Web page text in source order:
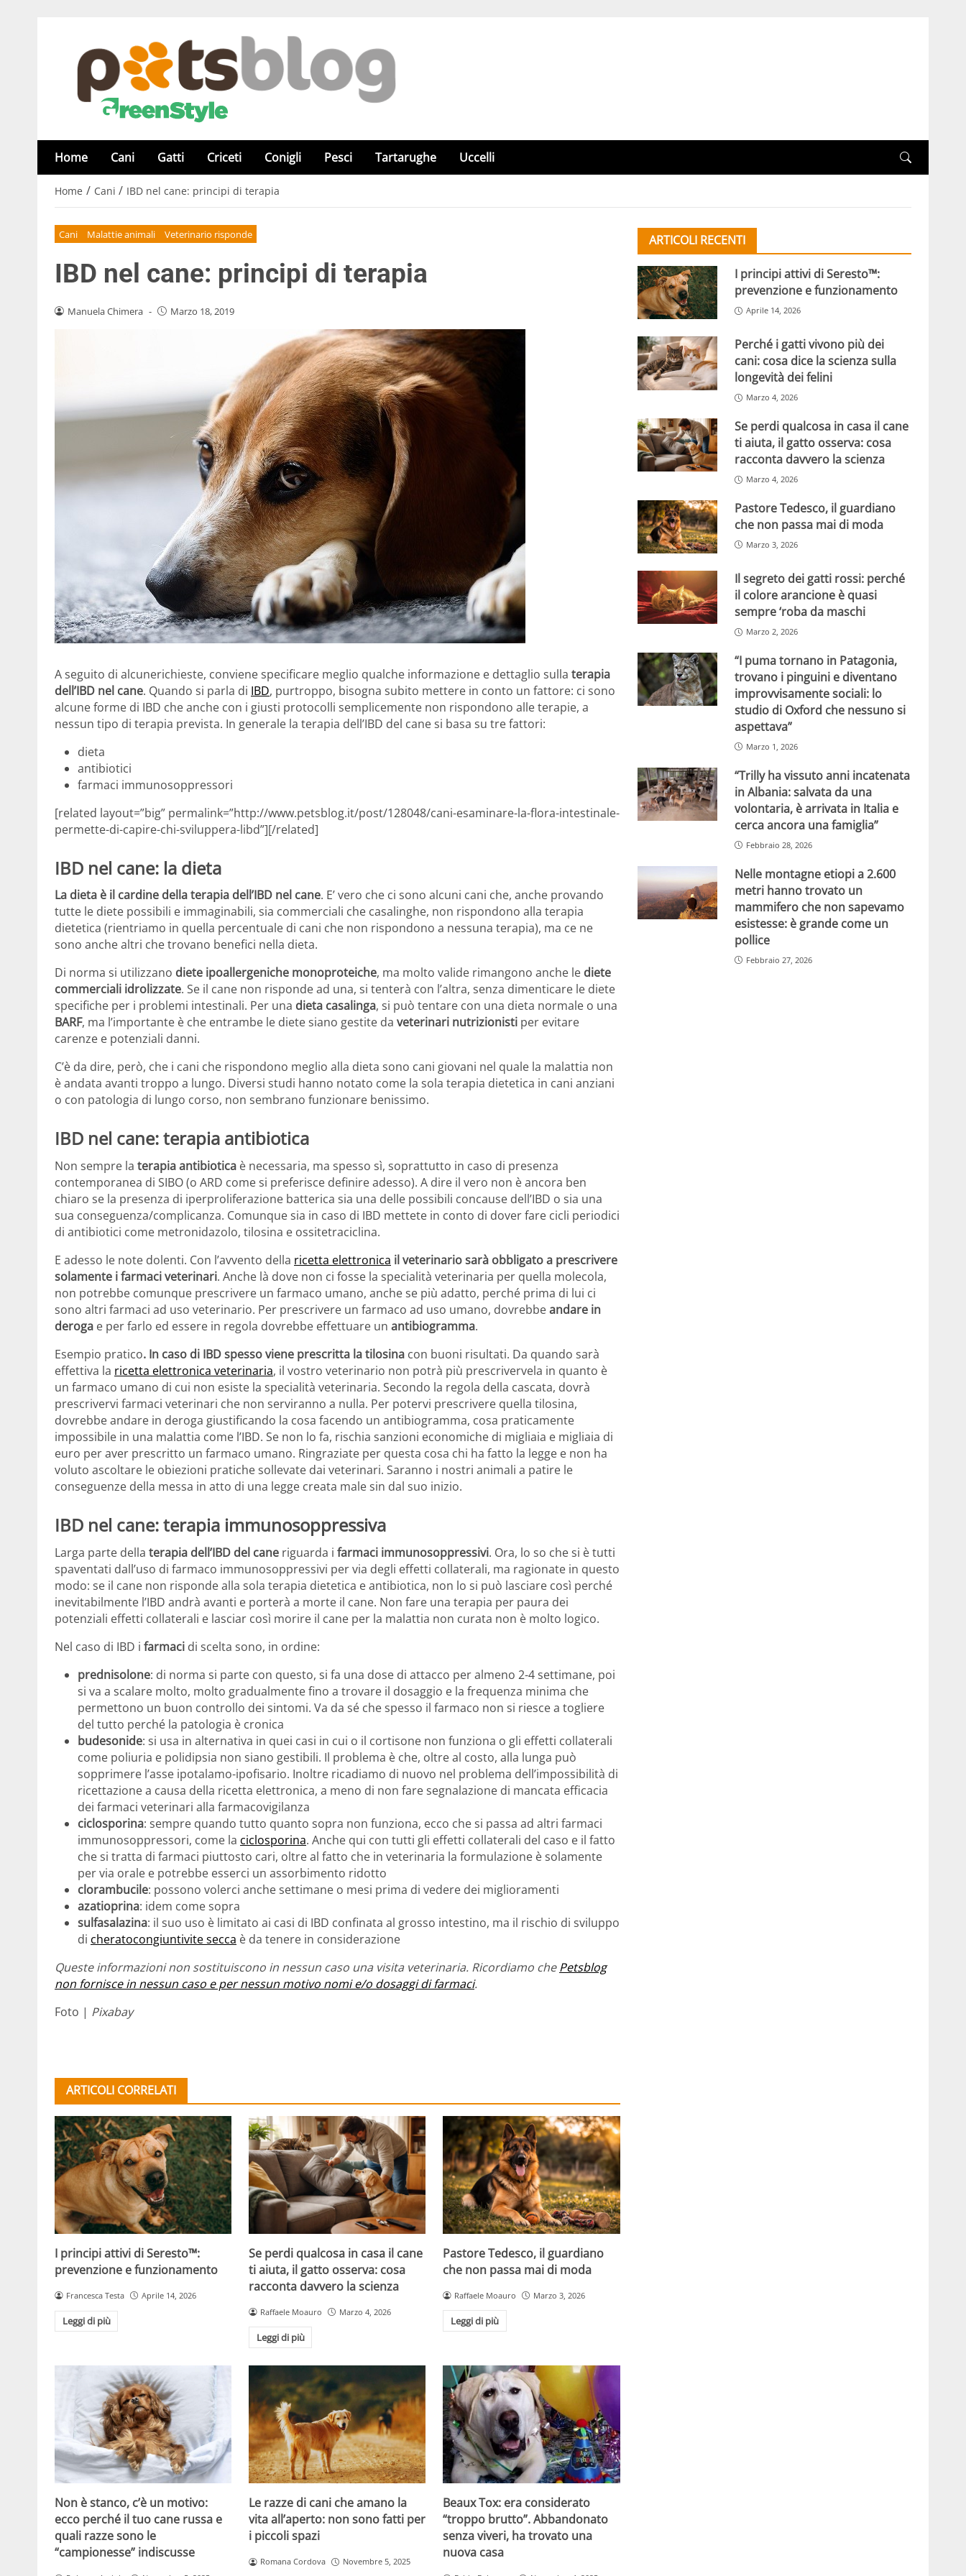
Home Cani Gatti Criceti Conigli Pesci Tartarughe Uccelli
Home / Cani / IBD nel cane: principi di terapia
Cani Malattie animali Veterinario risponde
IBD nel cane: principi di terapia
Manuela Chimera - Marzo 18, 2019
A seguito di alcunerichieste, conviene specificare meglio qualche informazione e dettaglio sulla terapia
dell’IBD nel cane. Quando si parla di IBD, purtroppo, bisogna subito mettere in conto un fattore: ci sono
alcune forme di IBD che anche con i giusti protocolli semplicemente non rispondono alle terapie, a
nessun tipo di terapia prevista. In generale la terapia dell’IBD del cane si basa su tre fattori:
dieta
antibiotici
farmaci immunosoppressori
[related layout=”big” permalink=”http://www.petsblog.it/post/128048/cani-esaminare-la-flora-intestinale-
permette-di-capire-chi-sviluppera-libd”][/related]
IBD nel cane: la dieta
La dieta è il cardine della terapia dell’IBD nel cane. E’ vero che ci sono alcuni cani che, anche provando
tutte le diete possibili e immaginabili, sia commerciali che casalinghe, non rispondono alla terapia
dietetica (rientriamo in quella percentuale di cani che non rispondono a nessuna terapia), ma ce ne
sono anche altri che trovano benefici nella dieta.
Di norma si utilizzano diete ipoallergeniche monoproteiche, ma molto valide rimangono anche le diete
commerciali idrolizzate. Se il cane non risponde ad una, si tenterà con l’altra, senza dimenticare le diete
specifiche per i problemi intestinali. Per una dieta casalinga, si può tentare con una dieta normale o una
BARF, ma l’importante è che entrambe le diete siano gestite da veterinari nutrizionisti per evitare
carenze e potenziali danni.
C’è da dire, però, che i cani che rispondono meglio alla dieta sono cani giovani nel quale la malattia non
è andata avanti troppo a lungo. Diversi studi hanno notato come la sola terapia dietetica in cani anziani
o con patologia di lungo corso, non sembrano funzionare benissimo.
IBD nel cane: terapia antibiotica
Non sempre la terapia antibiotica è necessaria, ma spesso sì, soprattutto in caso di presenza
contemporanea di SIBO (o ARD come si preferisce definire adesso). A dire il vero non è ancora ben
chiaro se la presenza di iperproliferazione batterica sia una delle possibili concause dell’IBD o sia una
sua conseguenza/complicanza. Comunque sia in caso di IBD mettete in conto di dover fare cicli periodici
di antibiotici come metronidazolo, tilosina e ossitetraciclina.
E adesso le note dolenti. Con l’avvento della ricetta elettronica il veterinario sarà obbligato a prescrivere
solamente i farmaci veterinari. Anche là dove non ci fosse la specialità veterinaria per quella molecola,
non potrebbe comunque prescrivere un farmaco umano, anche se più adatto, perché prima di lui ci
sono altri farmaci ad uso veterinario. Per prescrivere un farmaco ad uso umano, dovrebbeandare in
deroga e per farlo ed essere in regola dovrebbe effettuare un antibiogramma.
Esempio pratico. In caso di IBD spesso viene prescritta la tilosina con buoni risultati. Da quando sarà
effettiva la ricetta elettronica veterinaria, il vostro veterinario non potrà più prescrivervela in quanto è
un farmaco umano di cui non esiste la specialità veterinaria. Secondo la regola della cascata, dovrà
prescrivervi farmaci veterinari che non serviranno a nulla. Per potervi prescrivere quella tilosina,
dovrebbe andare in deroga giustificando la cosa facendo un antibiogramma, cosa praticamente
impossibile in una malattia come l’IBD. Se non lo fa, rischia sanzioni economiche di migliaia e migliaia di
euro per aver prescritto un farmaco umano. Ringraziate per questa cosa chi ha fatto la legge e non ha
voluto ascoltare le obiezioni pratiche sollevate dai veterinari. Saranno i nostri animali a patire le
conseguenze della messa in atto di una legge creata male sin dal suo inizio.
IBD nel cane: terapia immunosoppressiva
Larga parte della terapia dell’IBD del cane riguarda i farmaci immunosoppressivi. Ora, lo so che si è tutti
spaventati dall’uso di farmaco immunosoppressivi per via degli effetti collaterali, ma ragionate in questo
modo: se il cane non risponde alla sola terapia dietetica e antibiotica, non lo si può lasciare così perché
inevitabilmente l’IBD andrà avanti e porterà a morte il cane. Non fare una terapia per paura dei
potenziali effetti collaterali e lasciar così morire il cane per la malattia non curata non è molto logico.
Nel caso di IBD i farmaci di scelta sono, in ordine:
prednisolone: di norma si parte con questo, si fa una dose di attacco per almeno 2-4 settimane, poi
si va a scalare molto, molto gradualmente fino a trovare il dosaggio e la frequenza minima che
permettono un buon controllo dei sintomi. Va da sé che spesso il farmaco non si riesce a togliere
del tutto perché la patologia è cronica
budesonide: si usa in alternativa in quei casi in cui o il cortisone non funziona o gli effetti collaterali
come poliuria e polidipsia non siano gestibili. Il problema è che, oltre al costo, alla lunga può
sopprimere l’asse ipotalamo-ipofisario. Inoltre ricadiamo di nuovo nel problema dell’impossibilità di
ricettazione a causa della ricetta elettronica, a meno di non fare segnalazione di mancata efficacia
dei farmaci veterinari alla farmacovigilanza
ciclosporina: sempre quando tutto quanto sopra non funziona, ecco che si passa ad altri farmaci
immunosoppressori, come la ciclosporina. Anche qui con tutti gli effetti collaterali del caso e il fatto
che si tratta di farmaci piuttosto cari, oltre al fatto che in veterinaria la formulazione è solamente
per via orale e potrebbe esserci un assorbimento ridotto
clorambucile: possono volerci anche settimane o mesi prima di vedere dei miglioramenti
azatioprina: idem come sopra
sulfasalazina: il suo uso è limitato ai casi di IBD confinata al grosso intestino, ma il rischio di sviluppo
di cheratocongiuntivite secca è da tenere in considerazione
Queste informazioni non sostituiscono in nessun caso una visita veterinaria. Ricordiamo chePetsblog
non fornisce in nessun caso e per nessun motivo nomi e/o dosaggi di farmaci.
Foto | Pixabay
ARTICOLI CORRELATI
I principi attivi di Seresto™:
prevenzione e funzionamento
Francesca Testa Aprile 14, 2026
Leggi di più
Se perdi qualcosa in casa il cane
ti aiuta, il gatto osserva: cosa
racconta davvero la scienza
Raffaele Moauro Marzo 4, 2026
Leggi di più
Pastore Tedesco, il guardiano
che non passa mai di moda
Raffaele Moauro Marzo 3, 2026
Leggi di più
Non è stanco, c’è un motivo:
ecco perché il tuo cane russa e
quali razze sono le
“campionesse” indiscusse
Le razze di cani che amano la
vita all’aperto: non sono fatti per
i piccoli spazi
Romana Cordova Novembre 5, 2025
Beaux Tox: era considerato
“troppo brutto”. Abbandonato
senza viveri, ha trovato una
nuova casa
ARTICOLI RECENTI
I principi attivi di Seresto™:
prevenzione e funzionamento
Aprile 14, 2026
Perché i gatti vivono più dei
cani: cosa dice la scienza sulla
longevità dei felini
Marzo 4, 2026
Se perdi qualcosa in casa il cane
ti aiuta, il gatto osserva: cosa
racconta davvero la scienza
Marzo 4, 2026
Pastore Tedesco, il guardiano
che non passa mai di moda
Marzo 3, 2026
Il segreto dei gatti rossi: perché
il colore arancione è quasi
sempre ‘roba da maschi
Marzo 2, 2026
“I puma tornano in Patagonia,
trovano i pinguini e diventano
improvvisamente sociali: lo
studio di Oxford che nessuno si
aspettava”
Marzo 1, 2026
“Trilly ha vissuto anni incatenata
in Albania: salvata da una
volontaria, è arrivata in Italia e
cerca ancora una famiglia”
Febbraio 28, 2026
Nelle montagne etiopi a 2.600
metri hanno trovato un
mammifero che non sapevamo
esistesse: è grande come un
pollice
Febbraio 27, 2026